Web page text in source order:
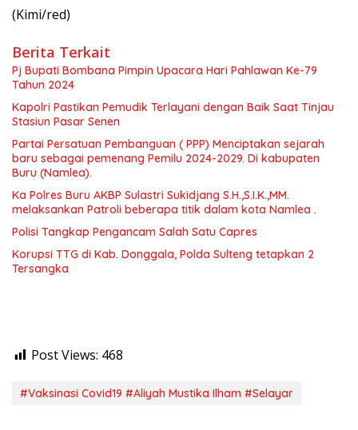
(Kimi/red)
Berita Terkait
Pj Bupati Bombana Pimpin Upacara Hari Pahlawan Ke-79
Tahun 2024
Kapolri Pastikan Pemudik Terlayani dengan Baik Saat Tinjau
Stasiun Pasar Senen
Partai Persatuan Pembanguan ( PPP) Menciptakan sejarah
baru sebagai pemenang Pemilu 2024-2029. Di kabupaten
Buru (Namlea).
Ka Polres Buru AKBP Sulastri Sukidjang S.H.,S.I.K.,MM.
melaksankan Patroli beberapa titik dalam kota Namlea .
Polisi Tangkap Pengancam Salah Satu Capres
Korupsi TTG di Kab. Donggala, Polda Sulteng tetapkan 2
Tersangka
Post Views: 468
#Vaksinasi Covid19 #Aliyah Mustika Ilham #Selayar